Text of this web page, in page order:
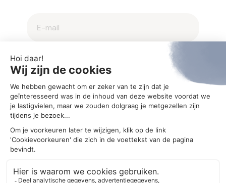
2025 © Aegis
Privacybeleid en cookieverklaring